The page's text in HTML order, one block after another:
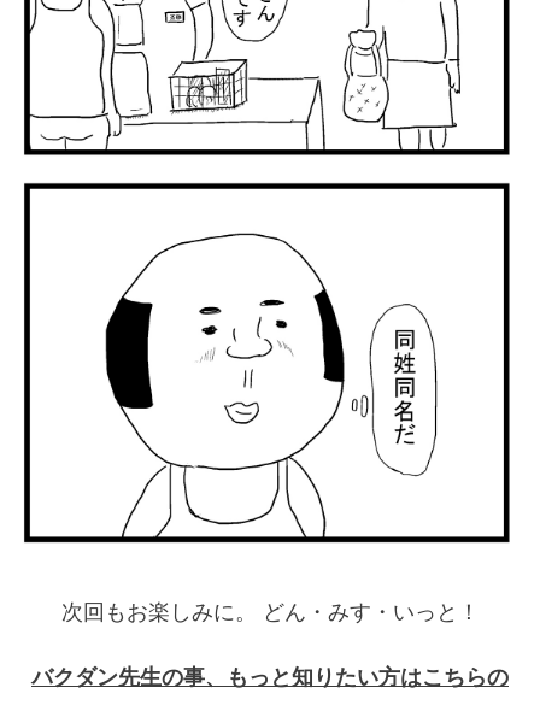
次回もお楽しみに。 どん・みす・いっと！
バクダン先生の事、もっと知りたい方はこちらの